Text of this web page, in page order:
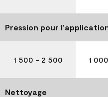
Pression pour
1 500 - 2 500 1
Nettoyage